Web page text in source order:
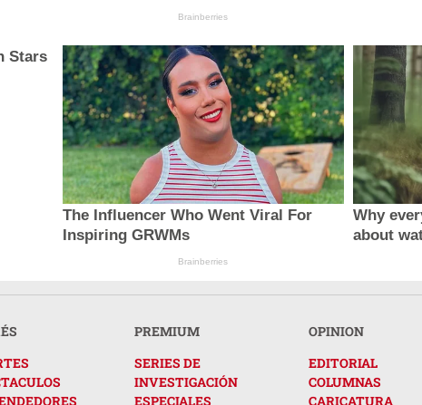
Brainberries
Stars
The Influencer Who Went Viral For
Inspiring GRWMs
Brainberries
Why
about
PREMIUM
SERIES DE
INVESTIGACIÓN
ESPECIALES
OPINION
EDITORIAL
COLUMNAS
CARICATURA